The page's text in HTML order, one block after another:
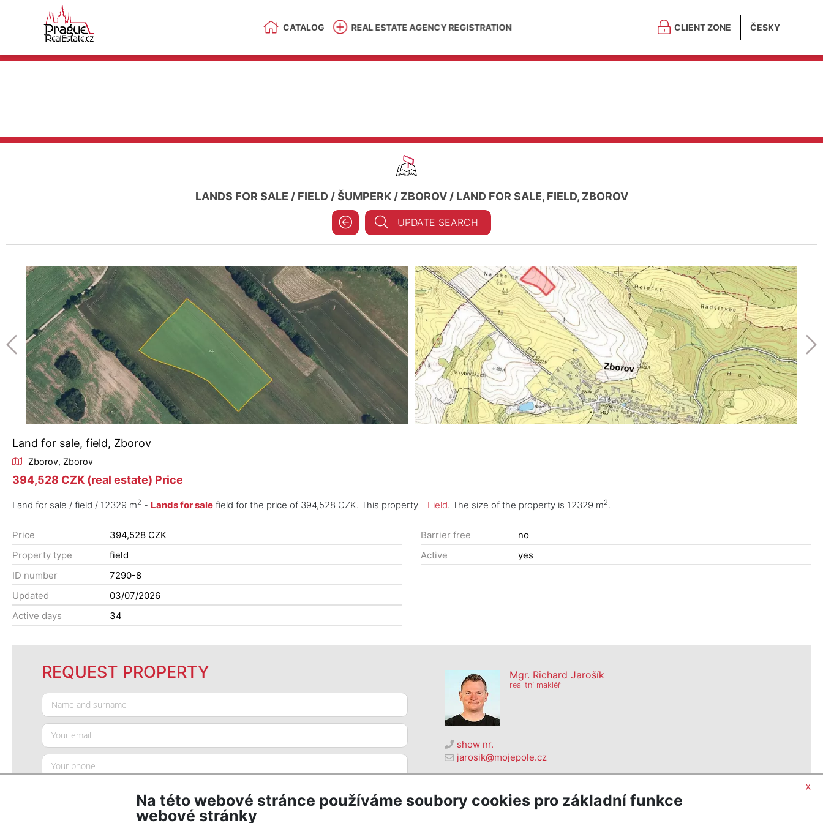
CATALOG REAL ESTATE AGENCY REGISTRATION CLIENT ZONE ČESKY
LANDS FOR SALE / FIELD/ŠUMPERK/ ZBOROV/ LAND FOR SALE, FIELD, ZBOROV
UPDATE SEARCH
Land for sale, field, Zborov
Zborov, Zborov
394,528 CZK (real estate) Price
Land for sale / field / 12329 m2 - Lands for sale field for the price of 394,528 CZK. This property - Field. The size of the property is 12329 m2.
Price
394,528 CZK
Property type
field
ID number
7290-8
Updated
03/07/2026
Active days
34
Barrier free
no
Active
yes
REQUEST PROPERTY Mgr. Richard Jarošík
realitní makléř
show nr.
jarosik@mojepole.cz
Revoluční 1003/3, 11000, Praha
x
Na této webové stránce používáme soubory cookies pro základní funkce
webové stránky